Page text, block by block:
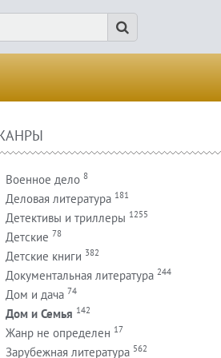
Военное дело 8
Деловая литература 181
Детективы и триллеры 1255
Детские 78
Детские книги 382
Документальная литература 244
Дом и дача 74
Дом и Семья 142
Жанр не определен 17
Зарубежная литература 562